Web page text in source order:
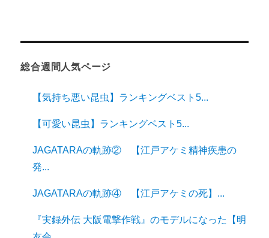
総合週間人気ページ
【気持ち悪い昆虫】ランキングベスト5...
【可愛い昆虫】ランキングベスト5...
JAGATARAの軌跡② 【江戸アケミ精神疾患の
発...
JAGATARAの軌跡④ 【江戸アケミの死】...
『実録外伝 大阪電撃作戦』のモデルになった【明